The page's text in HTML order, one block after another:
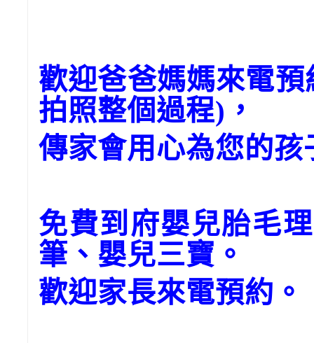
歡迎爸爸媽媽來電
拍照整個過程)，
傳家會用心為您的
免費到府嬰兒胎毛
筆、嬰兒三寶。
歡迎家長來電預約。